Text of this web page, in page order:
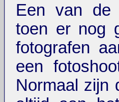
Een van de
toen er nog
fotografen
een
Normaal zijn